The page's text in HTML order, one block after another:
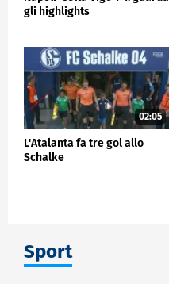
gli highlights
02:05
L'Atalanta fa tre gol allo
Schalke
Sport